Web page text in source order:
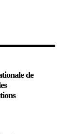
de